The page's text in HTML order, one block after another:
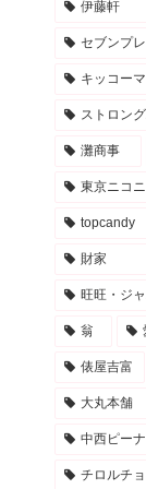
伊藤軒
セブンプ
キッコー
ストロン
灘商事
東京ニコ
topcandy
財家
旺旺・ジ
翁
俵屋吉富
大丸本舗
中西ピー
チロルチ